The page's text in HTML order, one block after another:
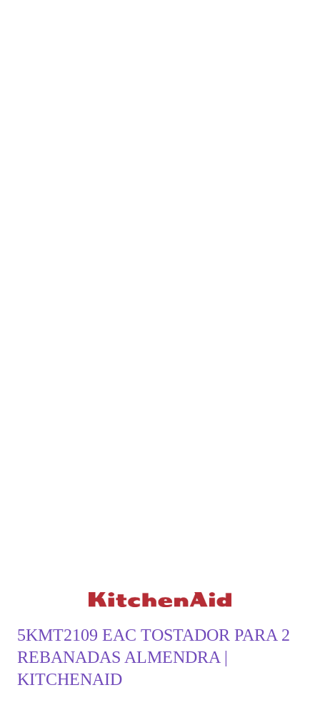
5KMT2109 EAC TOSTADOR PARA 2
REBANADAS ALMENDRA |
KITCHENAID